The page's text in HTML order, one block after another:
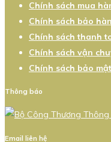
Chính sách mua
Chính sách bảo
Chính sách thanh
Chính sách vận
Chính sách bảo
Thông báo
Email liên hệ